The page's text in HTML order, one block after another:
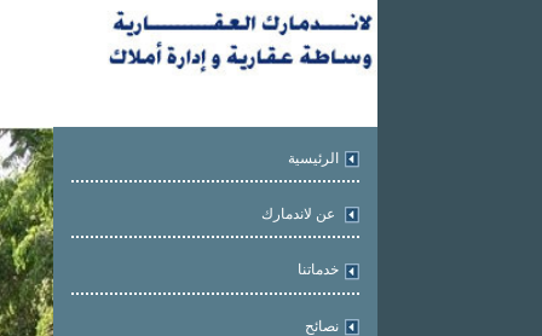
الرئيسية
عن لاندمارك
خدماتنا
نصائح